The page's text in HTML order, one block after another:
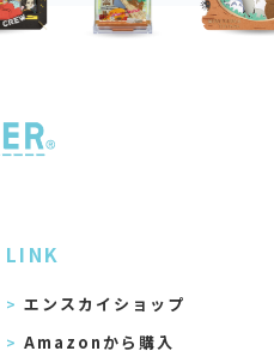
LINK
エンスカイショップ
Amazonから購入